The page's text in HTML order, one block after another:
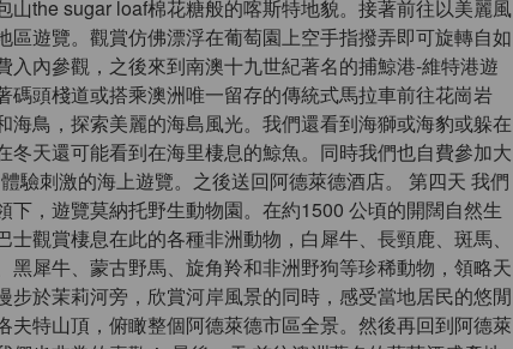
山the sugar loaf棉花糖般的喀斯特地貌。接著前往以美麗風
區遊覽。觀賞仿佛漂浮在葡萄園上空手指撥弄即可旋轉自如
入內參觀，之後來到南澳十九世紀著名的捕鯨港-維特港遊
碼頭棧道或搭乘澳洲唯一留存的傳統式馬拉車前往花崗岩
海鳥，探索美麗的海島風光。我們還看到海獅或海豹或躲在
冬天還可能看到在海里棲息的鯨魚。同時我們也自費參加大
驗刺激的海上遊覽。之後送回阿德萊德酒店。 第四天 我們
下，遊覽莫納托野生動物園。在約1500 公頃的開闊自然生
士觀賞棲息在此的各種非洲動物，白犀牛、長頸鹿、斑馬、
黑犀牛、蒙古野馬、旋角羚和非洲野狗等珍稀動物，領略天
步於茉莉河旁，欣賞河岸風景的同時，感受當地居民的悠閒
夫特山頂，俯瞰整個阿德萊德市區全景。然後再回到阿德萊